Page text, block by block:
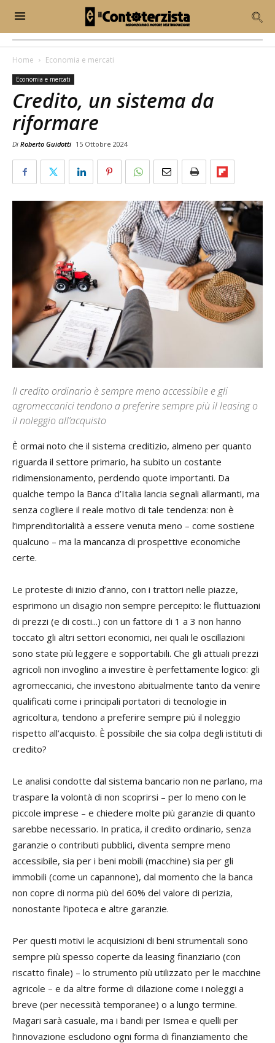
Home Economia e mercati
Economia e mercati
Credito, un sistema da
riformare
Di Roberto Guidotti 15 Ottobre 2024
Il credito ordinario è sempre meno accessibile e gli
agromeccanici tendono a preferire sempre più il leasing o
il noleggio all’acquisto
È ormai noto che il sistema creditizio, almeno per quanto
riguarda il settore primario, ha subito un costante
ridimensionamento, perdendo quote importanti. Da
qualche tempo la Banca d’Italia lancia segnali allarmanti, ma
senza cogliere il reale motivo di tale tendenza: non è
l’imprenditorialità a essere venuta meno – come sostiene
qualcuno – ma la mancanza di prospettive economiche
certe.
Le proteste di inizio d’anno, con i trattori nelle piazze,
esprimono un disagio non sempre percepito: le fluttuazioni
di prezzi (e di costi...) con un fattore di 1 a 3 non hanno
toccato gli altri settori economici, nei quali le oscillazioni
sono state più leggere e sopportabili. Che gli attuali prezzi
agricoli non invoglino a investire è perfettamente logico: gli
agromeccanici, che investono abitualmente tanto da venire
qualificati come i principali portatori di tecnologie in
agricoltura, tendono a preferire sempre più il noleggio
rispetto all’acquisto. È possibile che sia colpa degli istituti di
credito?
Le analisi condotte dal sistema bancario non ne parlano, ma
traspare la volontà di non scoprirsi – per lo meno con le
piccole imprese – e chiedere molte più garanzie di quanto
sarebbe necessario. In pratica, il credito ordinario, senza
garanzie o contributi pubblici, diventa sempre meno
accessibile, sia per i beni mobili (macchine) sia per gli
immobili (come un capannone), dal momento che la banca
non copre di norma più del 60% del valore di perizia,
nonostante l’ipoteca e altre garanzie.
Per questi motivi le acquisizioni di beni strumentali sono
sempre più spesso coperte da leasing finanziario (con
riscatto finale) – lo strumento più utilizzato per le macchine
agricole – e da altre forme di dilazione come i noleggi a
breve (per necessità temporanee) o a lungo termine.
Magari sarà casuale, ma i bandi per Ismea e quelli per
l’innovazione escludono ogni forma di finanziamento che